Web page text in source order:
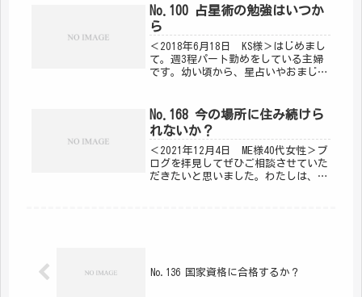
式を予定してましたが、突然彼から顔
合わせ、入籍、結婚...
No.100 占星術の勉強はいつか
ら
＜2018年6月18日 KS様＞はじめまし
て。週3程パート勤めをしている主婦
です。幼い頃から、星占いやおまじな
イバースディ」という雑誌が愛読書で
した。子育て中はそんな神秘な...
No.168 今の場所に住み続けら
れないか？
＜2021年12月4日 ME様40代女性＞ブ
ログを拝見してぜひご相談させていた
だきたいと思いました。わたしは、仕
No.136 国家資格に合格するか？